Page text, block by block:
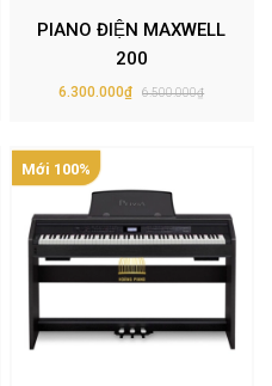
PIANO ĐIỆN MAXWELL
200
6.300.000₫ 6.500.000₫
Mới 100%